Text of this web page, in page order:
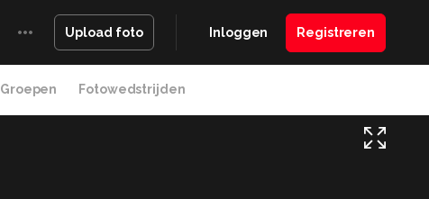
Upload foto Inloggen Registreren
Groepen Fotowedstrijden